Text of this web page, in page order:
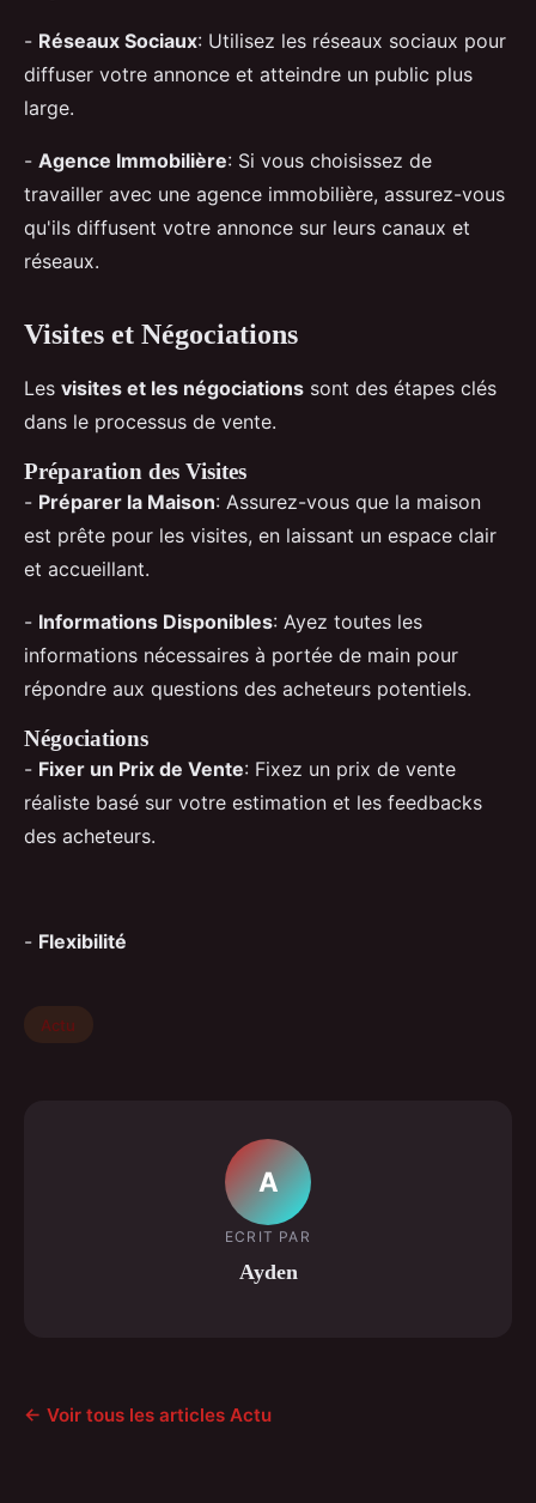
- Réseaux Sociaux: Utilisez les réseaux sociaux pour
diffuser votre annonce et atteindre un public plus
large.
- Agence Immobilière: Si vous choisissez de
travailler avec une agence immobilière, assurez-vous
qu'ils diffusent votre annonce sur leurs canaux et
réseaux.
Visites et Négociations
Les visites et les négociations sont des étapes clés
dans le processus de vente.
Préparation des Visites
- Préparer la Maison: Assurez-vous que la maison
est prête pour les visites, en laissant un espace clair
et accueillant.
- Informations Disponibles: Ayez toutes les
informations nécessaires à portée de main pour
répondre aux questions des acheteurs potentiels.
Négociations
- Fixer un Prix de Vente: Fixez un prix de vente
réaliste basé sur votre estimation et les feedbacks
des acheteurs.
- Flexibilité
Actu
A
ECRIT PAR
Ayden
← Voir tous les articles Actu